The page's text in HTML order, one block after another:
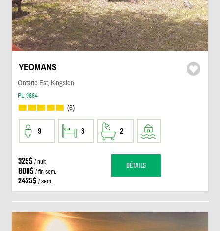
YEOMANS
Ontario Est, Kingston
PL-9884
(6)
9 3 2
325$ / nuit
800$ / fin sem.
2425$ / sem.
DÉTAILS